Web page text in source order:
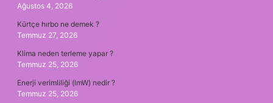
Ağustos 4, 2026
Kürtçe hırbo ne demek ?
Temmuz 27, 2026
Klima neden terleme yapar ?
Temmuz 25, 2026
Enerji verimliliği (lmW) nedir ?
Temmuz 25, 2026